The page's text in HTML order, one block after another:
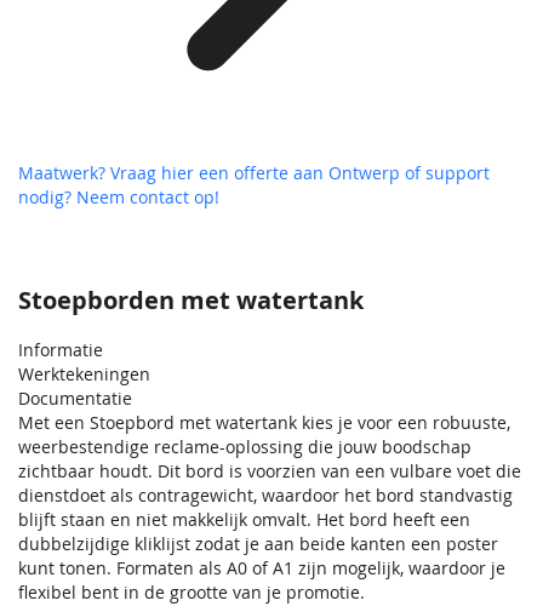
Stoepborden met watertank
Informatie
Werktekeningen
Documentatie
Met een Stoepbord met watertank kies je voor een robuuste,
weerbestendige reclame-oplossing die jouw boodschap
zichtbaar houdt. Dit bord is voorzien van een vulbare voet die
dienstdoet als contragewicht, waardoor het bord standvastig
blijft staan en niet makkelijk omvalt. Het bord heeft een
dubbelzijdige kliklijst zodat je aan beide kanten een poster
kunt tonen. Formaten als A0 of A1 zijn mogelijk, waardoor je
flexibel bent in de grootte van je promotie.
Maatwerk? Vraag hier een offerte aan Ontwerp of support
nodig? Neem contact op!